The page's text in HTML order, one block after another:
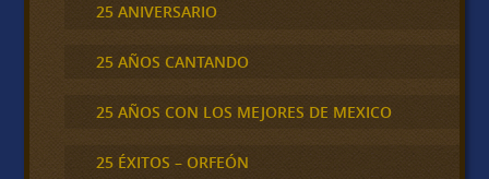
25 ANIVERSARIO
25 AÑOS CANTANDO
25 AÑOS CON LOS MEJORES DE MEXICO
25 ÉXITOS – ORFEÓN